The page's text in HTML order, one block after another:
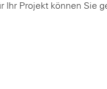
Ihr Projekt können Sie